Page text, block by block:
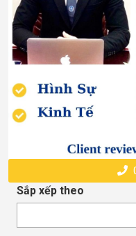
Sắp xếp theo